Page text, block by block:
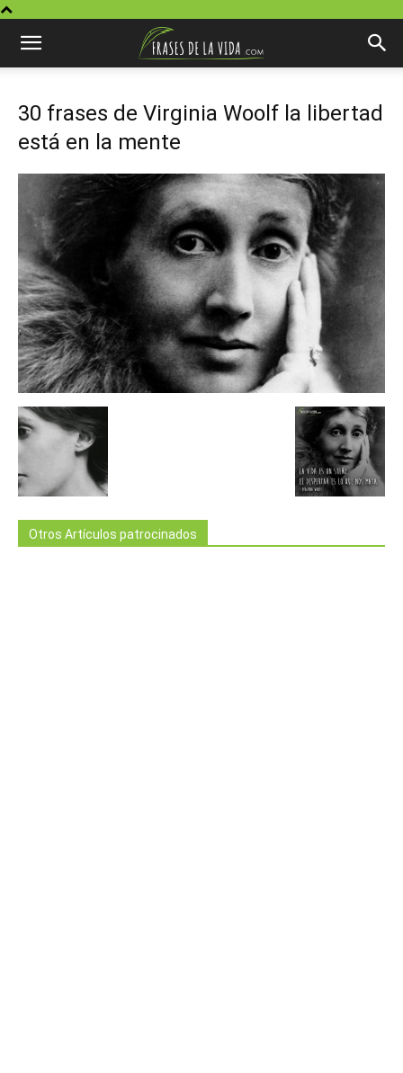
30 frases de Virginia Woolf la libertad
está en la mente
Otros Artículos patrocinados